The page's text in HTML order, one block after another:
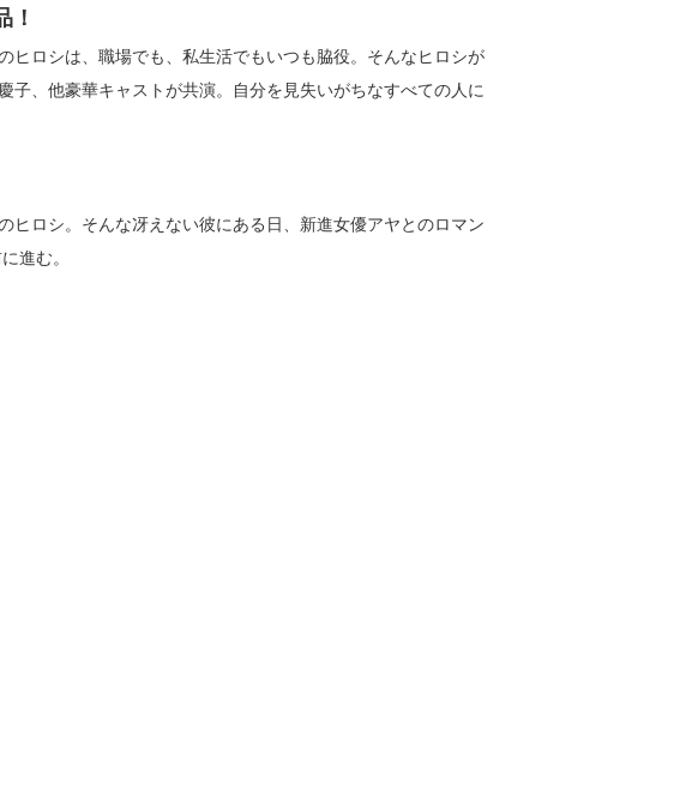
ロシは、職場でも、私生活でもいつも脇役。そんなヒロシが
、他豪華キャストが共演。自分を見失いがちなすべての人に
ロシ。そんな冴えない彼にある日、新進女優アヤとのロマン
進む。